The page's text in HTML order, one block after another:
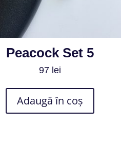
Peacock Set 5
97lei
Adaugă în coș